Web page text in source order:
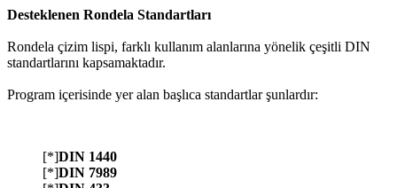
Desteklenen Rondela Standartları
Rondela çizim lispi, farklı kullanım alanlarına yönelik çeşitli DIN
standartlarını kapsamaktadır.
Program içerisinde yer alan başlıca standartlar şunlardır:
[*]DIN 1440
[*]DIN 7989